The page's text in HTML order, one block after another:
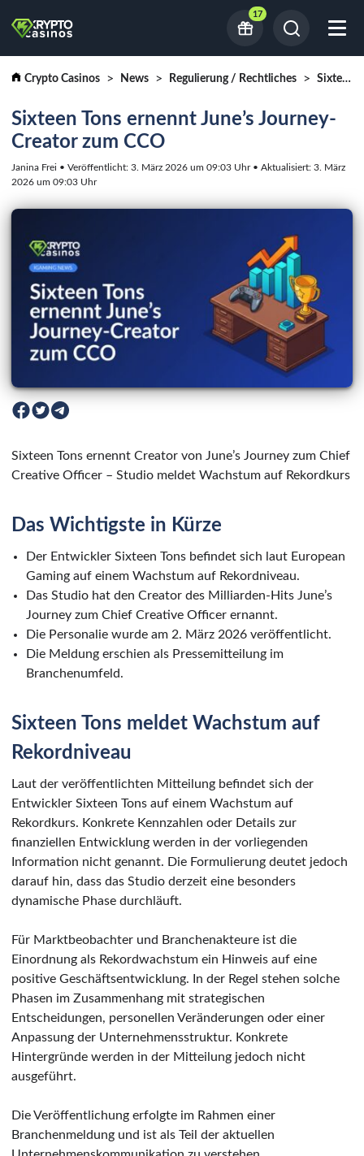
17
Crypto Casinos News Regulierung / Rechtliches Sixteen Tons ernennt June’s Journey-Creator zum CCO
Sixteen Tons ernennt June’s Journey-
Creator zum CCO
Janina Frei • Veröffentlicht: 3. März 2026 um 09:03 Uhr • Aktualisiert: 3. März
2026 um 09:03 Uhr
Sixteen Tons ernennt Creator von June’s Journey zum Chief
Creative Officer – Studio meldet Wachstum auf Rekordkurs
Das Wichtigste in Kürze
Der Entwickler Sixteen Tons befindet sich laut European
Gaming auf einem Wachstum auf Rekordniveau.
Das Studio hat den Creator des Milliarden-Hits June’s
Journey zum Chief Creative Officer ernannt.
Die Personalie wurde am 2. März 2026 veröffentlicht.
Die Meldung erschien als Pressemitteilung im
Branchenumfeld.
Sixteen Tons meldet Wachstum auf
Rekordniveau
Laut der veröffentlichten Mitteilung befindet sich der
Entwickler Sixteen Tons auf einem Wachstum auf
Rekordkurs. Konkrete Kennzahlen oder Details zur
finanziellen Entwicklung werden in der vorliegenden
Information nicht genannt. Die Formulierung deutet jedoch
darauf hin, dass das Studio derzeit eine besonders
dynamische Phase durchläuft.
Für Marktbeobachter und Branchenakteure ist die
Einordnung als Rekordwachstum ein Hinweis auf eine
positive Geschäftsentwicklung. In der Regel stehen solche
Phasen im Zusammenhang mit strategischen
Entscheidungen, personellen Veränderungen oder einer
Anpassung der Unternehmensstruktur. Konkrete
Hintergründe werden in der Mitteilung jedoch nicht
ausgeführt.
Die Veröffentlichung erfolgte im Rahmen einer
Branchenmeldung und ist als Teil der aktuellen